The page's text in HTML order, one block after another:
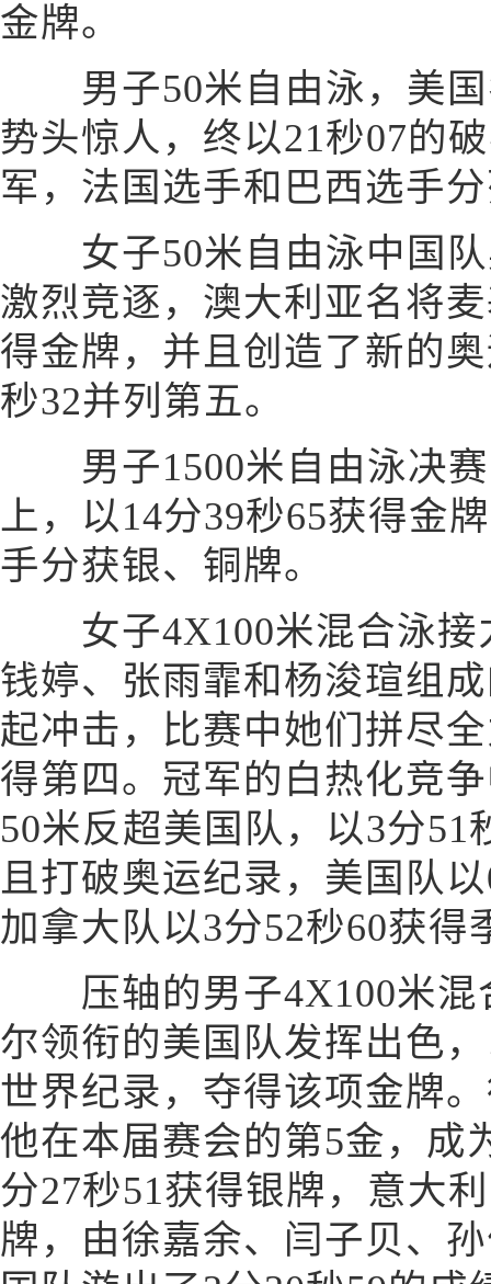
金牌。
男子50米自由泳，美国
势头惊人，终以21秒07的
军，法国选手和巴西选手
女子50米自由泳中国队
激烈竞逐，澳大利亚名将
得金牌，并且创造了新的
秒32并列第五。
男子1500米自由泳决赛
上，以14分39秒65获得金
手分获银、铜牌。
女子4X100米混合泳接
钱婷、张雨霏和杨浚瑄组
起冲击，比赛中她们拼尽
得第四。冠军的白热化竞
50米反超美国队，以3分
且打破奥运纪录，美国队
加拿大队以3分52秒60获得
压轴的男子4X100米混
尔领衔的美国队发挥出色
世界纪录，夺得该项金牌
他在本届赛会的第5金，成
分27秒51获得银牌，意大
牌，由徐嘉余、闫子贝、